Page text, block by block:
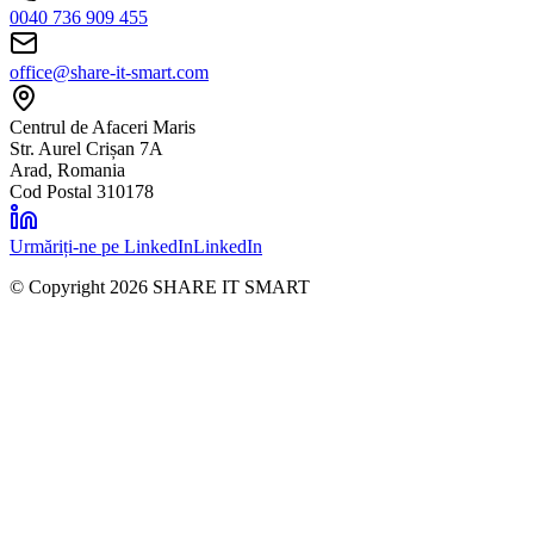
0040 736 909 455
office@share-it-smart.com
Centrul de Afaceri Maris
Str. Aurel Crișan 7A
Arad, Romania
Cod Postal 310178
Urmăriți-ne pe LinkedInLinkedIn
© Copyright 2026 SHARE IT SMART